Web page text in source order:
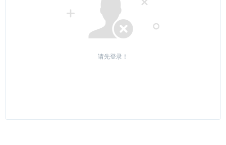
请先登录！